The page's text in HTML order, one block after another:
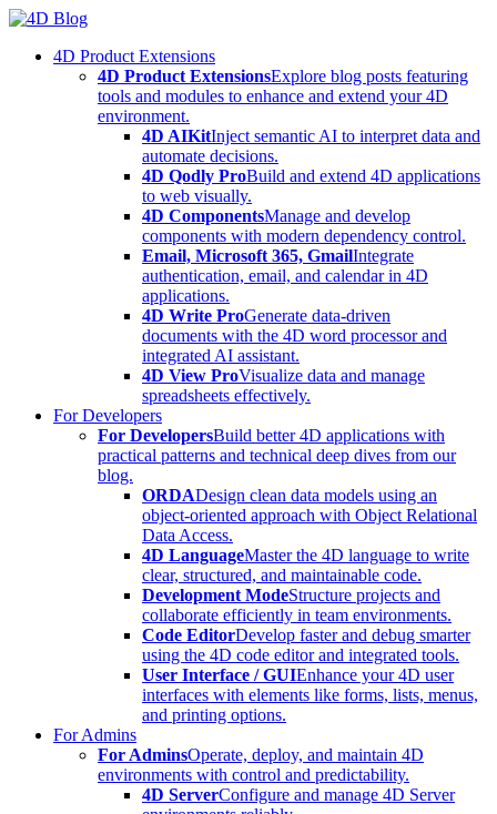
Skip
content4D Product Extensions
4D Product ExtensionsExplore blog posts featuring
tools and modules to enhance and extend your 4D
environment.
4D AIKitInject semantic AI to interpret data and
automate decisions.
4D Qodly ProBuild and extend 4D applications
to web visually.
4D ComponentsManage and develop
components with modern dependency control.
Email, Microsoft 365, GmailIntegrate
authentication, email, and calendar in 4D
applications.
4D Write ProGenerate data-driven
documents with the 4D word processor and
integrated AI assistant.
4D View ProVisualize data and manage
spreadsheets effectively.
For Developers
For DevelopersBuild better 4D applications with
practical patterns and technical deep dives from our
blog.
ORDADesign clean data models using an
object-oriented approach with Object Relational
Data Access.
4D LanguageMaster the 4D language to write
clear, structured, and maintainable code.
Development ModeStructure projects and
collaborate efficiently in team environments.
Code EditorDevelop faster and debug smarter
using the 4D code editor and integrated tools.
User Interface / GUIEnhance your 4D user
interfaces with elements like forms, lists, menus,
and printing options.
For Admins
For AdminsOperate, deploy, and maintain 4D
environments with control and predictability.
4D ServerConfigure and manage 4D Server